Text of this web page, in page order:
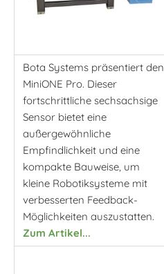
Bota Systems präsentiert den
MiniONE Pro. Dieser
fortschrittliche sechsachsige
Sensor bietet eine
außergewöhnliche
Empfindlichkeit und eine
kompakte Bauweise, um
kleine Robotiksysteme mit
verbesserten Feedback-
Möglichkeiten auszustatten.
Zum Artikel...